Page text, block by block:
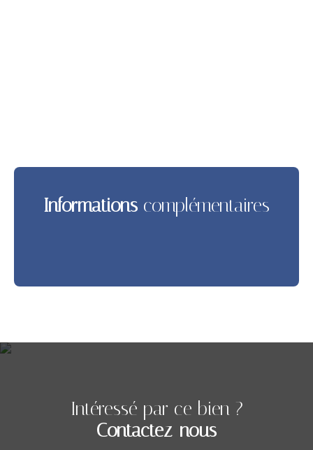
Informations complémentaires
Intéressé par ce bien ?
Contactez-nous